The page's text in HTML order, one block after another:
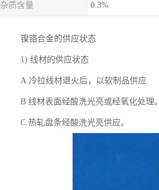
杂质含量 0.3%
镍铬合金的供应状态
1) 线材的供应状态
A.冷拉线材退火后，以软制品供应
B.线材表面经酸洗光亮或经氧化处理。
C.热轧盘条经酸洗光亮供应。